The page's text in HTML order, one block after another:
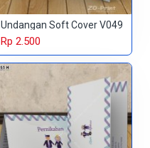
Undangan Soft Cover V049
Rp 2.500